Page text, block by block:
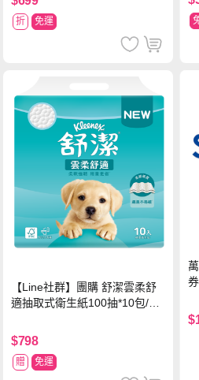
折 免運
【Line社群】團購 舒潔雲柔舒
適抽取式衛生紙100抽*10包/6
$798
贈 免運